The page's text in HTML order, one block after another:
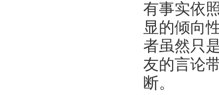
有事实依
显的倾向
者虽然只
友的言论
断。